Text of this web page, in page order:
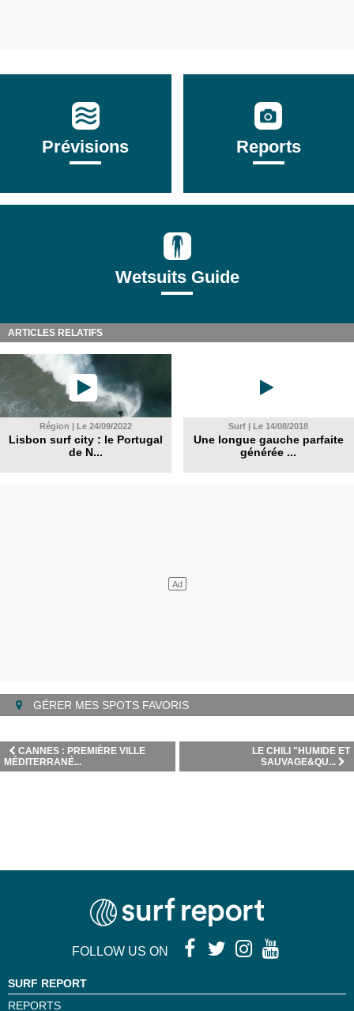
Prévisions Reports
Wetsuits Guide
ARTICLES RELATIFS
Région | Le 24/09/2022
Lisbon surf city : le Portugal
de N...
Surf | Le 14/08/2018
Une longue gauche parfaite
générée ...
GÉRER MES SPOTS FAVORIS
LE CHILI "HUMIDE ET
SAUVAGE&QU...
CANNES : PREMIÈRE VILLE
MÉDITERRANÉ...
FOLLOW US ON
SURF REPORT
REPORTS